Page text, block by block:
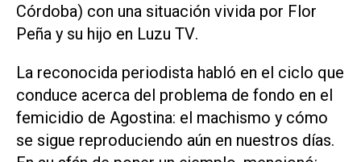
Córdoba) con una situación vivida por Flor
Peña y su hijo en Luzu TV.
La reconocida periodista habló en el ciclo que
conduce acerca del problema de fondo en el
femicidio de Agostina: el machismo y cómo
se sigue reproduciendo aún en nuestros días.